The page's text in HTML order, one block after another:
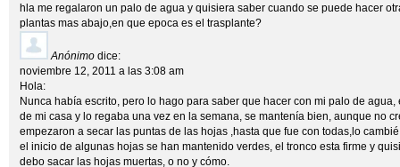
hla me regalaron un palo de agua y quisiera saber cuando se puede hacer
plantas mas abajo,en que epoca es el trasplante?
Anónimo dice:
noviembre 12, 2011 a las 3:08 am
Hola:
Nunca había escrito, pero lo hago para saber que hacer con mi palo de
de mi casa y lo regaba una vez en la semana, se mantenía bien, aunque no
empezaron a secar las puntas de las hojas ,hasta que fue con todas,lo
el inicio de algunas hojas se han mantenido verdes, el tronco esta firme y
debo sacar las hojas muertas, o no y cómo.